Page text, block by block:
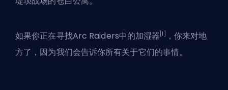
如果你正在寻找Arc Raiders中的加湿器 [1]
，你来对地
方了，因为我们会告诉你所有关于它们的事情。